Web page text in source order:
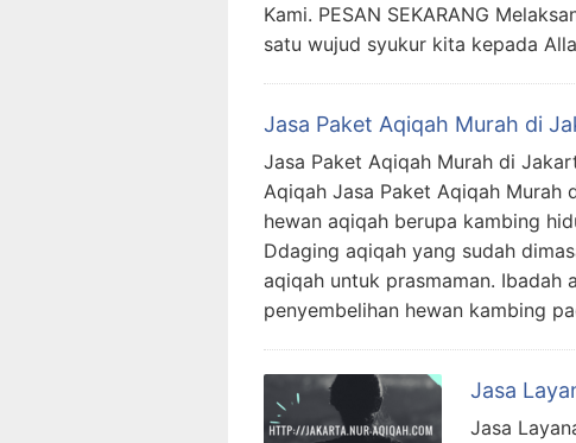
Kami. PESAN SEKARANG
satu wujud syukur kita kepada
Jasa Paket Aqiqah Murah di
Jasa Paket Aqiqah Murah di
Aqiqah Jasa Paket Aqiqah Murah
hewan aqiqah berupa kambing
Ddaging aqiqah yang sudah
aqiqah untuk prasmaman. Ibadah
penyembelihan hewan kambing
Jasa
Jasa